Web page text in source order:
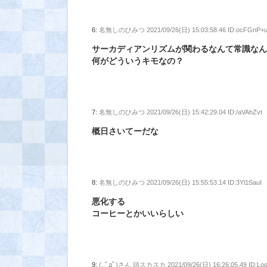
6:名無しのひみつ 2021/09/26(日) 15:03:58.46 ID:ocFGnP+u
サーカディアンリズムが関わるなんて常識な
何がどういうキモなの？
7:名無しのひみつ 2021/09/26(日) 15:42:29.04 ID:/aVAhZvt
概日さいてーだな
8:名無しのひみつ 2021/09/26(日) 15:55:53.14 ID:3Yl1SauI
悪化する
コーヒーとかいいらしい
9:(,,ﾟдﾟ)さん 頭スカスカ 2021/09/26(日) 16:26:05.49